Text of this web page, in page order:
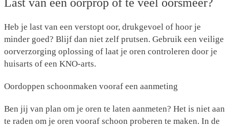
Last van een oorprop of te veel oorsmeer?
Heb je last van een verstopt oor, drukgevoel of hoor je
minder goed? Blijf dan niet zelf prutsen. Gebruik een veilige
oorverzorging oplossing of laat je oren controleren door je
huisarts of een KNO-arts.
Oordoppen schoonmaken vooraf een aanmeting
Ben jij van plan om je oren te laten aanmeten? Het is niet aan
te raden om je oren vooraf schoon proberen te maken. In de